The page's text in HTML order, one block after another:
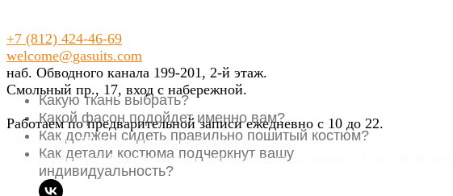
Какую ткань выбрать?
Какой фасон подойдет именно вам?
Как должен сидеть правильно пошитый костюм?
Как детали костюма подчеркнут вашу
индивидуальность?
+7 (812) 424-46-69
welcome@gasuits.com
наб. Обводного канала 199-201, 2-й этаж.
Смольный пр., 17, вход с набережной.
Работаем по предварительной записи ежедневно с 10 до 22.
Gent’s Atelier / ИП Вдовичев Вячеслав Витальевич
Ленинградская обл., Всеволожский р-н, пос. Мурино, ул. Шувалова, д. 1, кв. 600 Мурино,